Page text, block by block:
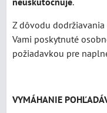
Z dôvodu dodržiavania
Vami poskytnuté
požiadavkou pre
VYMÁHANIE